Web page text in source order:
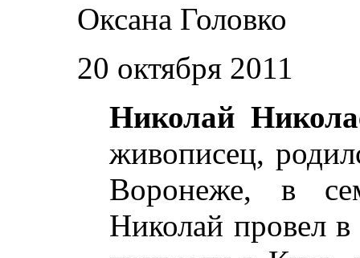
Оксана Головко
20 октября 2011
Николай
живописец,
Воронеже, в
Николай провел в